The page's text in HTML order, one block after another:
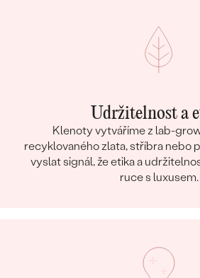
Udržitelnost a
Klenoty vytváříme z lab-
recyklovaného zlata, stříbra nebo
vyslat signál, že etika a
ruce s luxusem.